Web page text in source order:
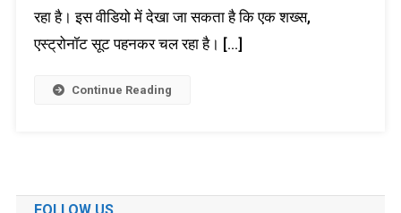
रहा है। इस वीडियो में देखा जा सकता है कि एक शख्स,
एस्ट्रोनॉट सूट पहनकर चल रहा है। […]
Continue Reading
FOLLOW US